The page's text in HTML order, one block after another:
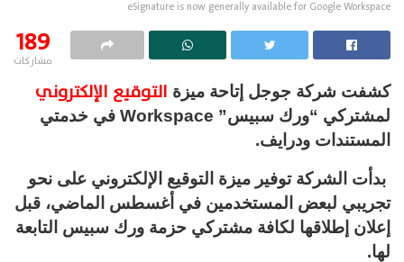
eSignature is now generally available for Google Workspace
189
مشاركات
كشفت شركة جوجل إتاحة ميزة التوقيع الإلكتروني
لمشتركي “ورك سبيس” Workspace في خدمتي
المستندات ودرايف.
بدأت الشركة توفير ميزة التوقيع الإلكتروني على نحو
تجريبي لبعض المستخدمين في أغسطس الماضي، قبل
إعلان إطلاقها لكافة مشتركي حزمة ورك سبيس التابعة
لها.